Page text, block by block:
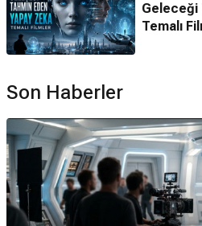
Geleceği
Temalı
Son Haberler